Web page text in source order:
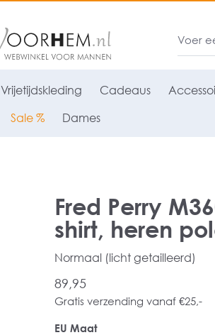
Vrijetijdskleding Cadeaus
Sale % Dames
Fred Perry
shirt, heren
Normaal (licht getailleerd)
89,95
Gratis verzending vanaf €25,-
EU Maat